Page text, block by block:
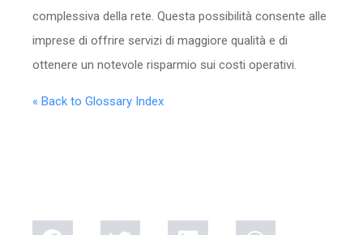
complessiva della rete. Questa possibilità consente alle
imprese di offrire servizi di maggiore qualità e di
ottenere un notevole risparmio sui costi operativi.
« Back to Glossary Index